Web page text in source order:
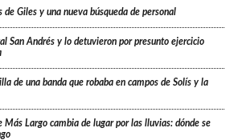
de Giles y una nueva búsqueda de personal
San Andrés y lo detuvieron por presunto ejercicio
de una banda que robaba en campos de Solís y la
Más Largo cambia de lugar por las lluvias: dónde se